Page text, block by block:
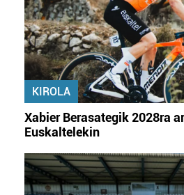
KIROLA
Xabier Berasategik 2028ra
Euskaltelekin